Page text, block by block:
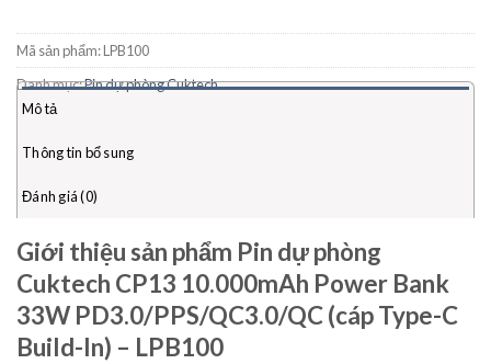
Mã sản phẩm:LPB100
Danh mục:Pin dự phòng Cuktech
Mô tả
Thông tin bổ sung
Đánh giá (0)
Giới thiệu sản phẩm Pin dự phòng
Cuktech CP13 10.000mAh Power Bank
33W PD3.0/PPS/QC3.0/QC (cáp Type-C
Build-In) – LPB100